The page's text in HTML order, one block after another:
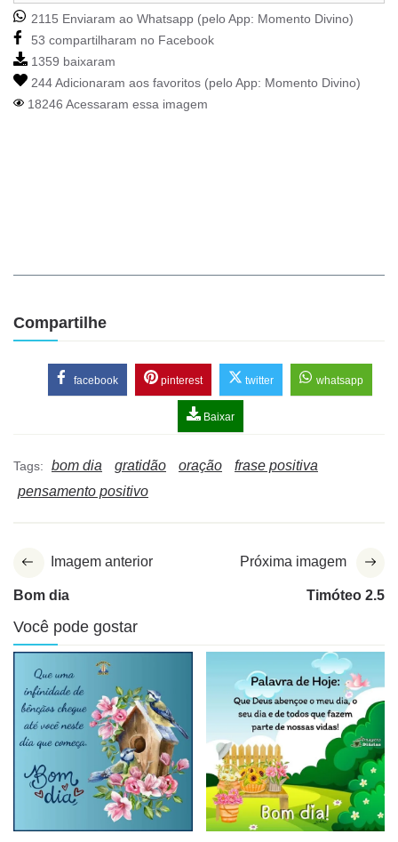
2115 Enviaram ao Whatsapp (pelo App: Momento Divino)
53 compartilharam no Facebook
1359 baixaram
244 Adicionaram aos favoritos (pelo App: Momento Divino)
18246 Acessaram essa imagem
Compartilhe
facebook pinterest twitter whatsapp
Baixar
Tags: bom dia gratidão oração
frase positiva
pensamento positivo
Imagem anterior
Bom dia
Próxima imagem
Timóteo 2.5
Você pode gostar